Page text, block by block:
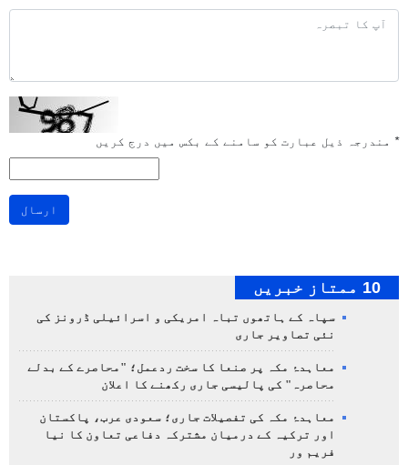
* مندرجہ ذیل عبارت کو سامنے کے بکس میں درج کریں
ارسال
10 ممتاز خبریں
سپاہ کے ہاتھوں تباہ امریکی و اسرائیلی ڈرونز کی
نئی تصاویر جاری
معاہدۂ مکہ پر صنعا کا سخت ردعمل؛ "محاصرے کے بدلے
محاصرہ" کی پالیسی جاری رکھنے کا اعلان
معاہدۂ مکہ کی تفصیلات جاری؛ سعودی عرب، پاکستان
اور ترکیہ کے درمیان مشترکہ دفاعی تعاون کا نیا
فریم ور